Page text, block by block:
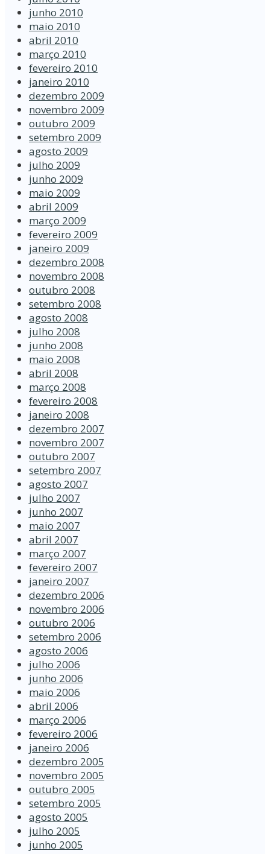
junho 2010
maio 2010
abril 2010
março 2010
fevereiro 2010
janeiro 2010
dezembro 2009
novembro 2009
outubro 2009
setembro 2009
agosto 2009
julho 2009
junho 2009
maio 2009
abril 2009
março 2009
fevereiro 2009
janeiro 2009
dezembro 2008
novembro 2008
outubro 2008
setembro 2008
agosto 2008
julho 2008
junho 2008
maio 2008
abril 2008
março 2008
fevereiro 2008
janeiro 2008
dezembro 2007
novembro 2007
outubro 2007
setembro 2007
agosto 2007
julho 2007
junho 2007
maio 2007
abril 2007
março 2007
fevereiro 2007
janeiro 2007
dezembro 2006
novembro 2006
outubro 2006
setembro 2006
agosto 2006
julho 2006
junho 2006
maio 2006
abril 2006
março 2006
fevereiro 2006
janeiro 2006
dezembro 2005
novembro 2005
outubro 2005
setembro 2005
agosto 2005
julho 2005
junho 2005